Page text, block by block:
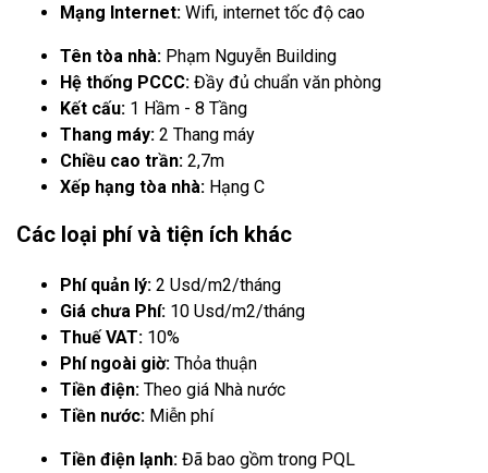
Mạng Internet: Wifi, internet tốc độ cao
Tên tòa nhà: Phạm Nguyễn Building
Hệ thống PCCC: Đầy đủ chuẩn văn phòng
Kết cấu: 1 Hầm - 8 Tầng
Thang máy: 2 Thang máy
Chiều cao trần: 2,7m
Xếp hạng tòa nhà: Hạng C
Các loại phí và tiện ích khác
Phí quản lý: 2 Usd/m2/tháng
Giá chưa Phí: 10 Usd/m2/tháng
Thuế VAT: 10%
Phí ngoài giờ: Thỏa thuận
Tiền điện: Theo giá Nhà nước
Tiền nước: Miễn phí
Tiền điện lạnh: Đã bao gồm trong PQL